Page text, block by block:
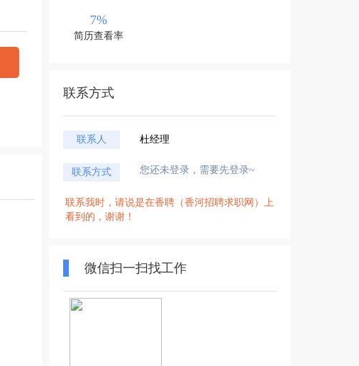
7%
简历查看率
联系方式
联系人 杜经理
联系方式 您还未登录，需要先登录~
联系我时，请说是在香聘（香河招聘求职网）上
看到的，谢谢！
微信扫一扫找工作